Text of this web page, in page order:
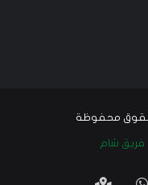
محفوظة
فريق شام